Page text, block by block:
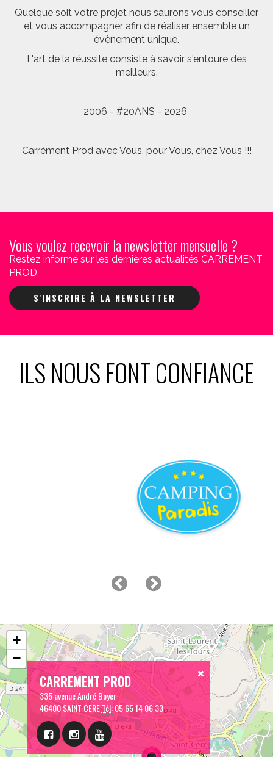
Quelque soit votre projet nous saurons vous conseiller
et vous accompagner afin de réaliser ensemble un
évènement unique.
L'art de la réussite consiste à savoir s'entoure des
meilleurs.
2006 - #20ANS - 2026
Carrément Prod avec Vous, pour Vous, chez Vous !!!
Vous voulez recevoir la newsletter mensuelle ?
Restez informé sur les dernières actualités CARREMENT
PROD.
S'INSCRIRE À LA NEWSLETTER
ILS NOUS FONT CONFIANCE
CARREMENT PROD
335 avenue André Boyer
46400 SAINT CERE
05 65 14 06 33